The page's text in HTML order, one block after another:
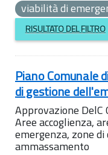
viabilità di
RISULTATO DEL FILTRO
Piano Comunale
di gestione
Approvazione
Aree accoglienza,
emergenza, zone
ammassamento